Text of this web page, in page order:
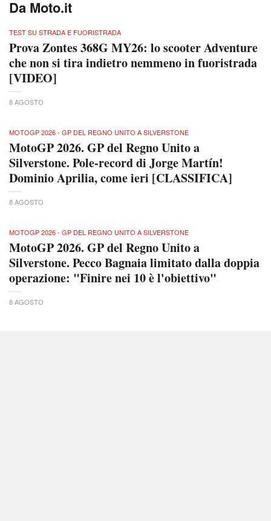
Da Moto.it
TEST SU STRADA E FUORISTRADA
Prova Zontes 368G MY26: lo scooter Adventure
che non si tira indietro nemmeno in fuoristrada
[VIDEO]
8 AGOSTO
MOTOGP 2026 - GP DEL REGNO UNITO A SILVERSTONE
MotoGP 2026. GP del Regno Unito a
Silverstone. Pole-record di Jorge Martín!
Dominio Aprilia, come ieri [CLASSIFICA]
8 AGOSTO
MOTOGP 2026 - GP DEL REGNO UNITO A SILVERSTONE
MotoGP 2026. GP del Regno Unito a
Silverstone. Pecco Bagnaia limitato dalla doppia
operazione: "Finire nei 10 è l'obiettivo"
8 AGOSTO